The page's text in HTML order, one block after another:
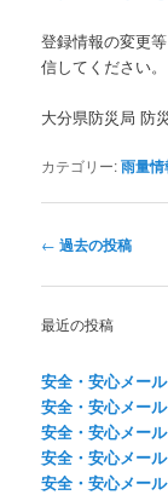
登録情報の変更
信してください。
大分県防災局 防
カテゴリー:雨量情
投
ナ
ビ
ー
シ
ョ
ン
← 過去の投稿
最近の投稿
安全・安心メー
安全・安心メー
安全・安心メー
安全・安心メー
安全・安心メー